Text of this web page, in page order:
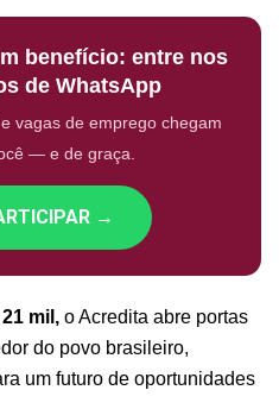
benefício: entre nos
de WhatsApp
vagas de emprego chegam
— e de graça.
→
mil, o Acredita abre portas
do povo brasileiro,
um futuro de oportunidades